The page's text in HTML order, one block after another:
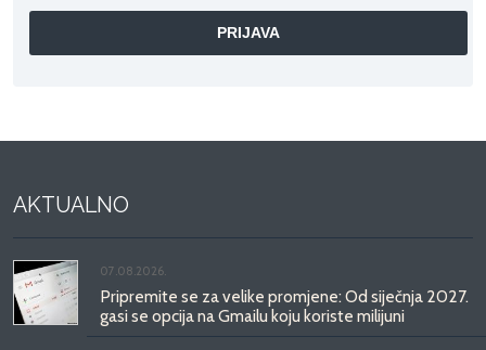
AKTUALNO
07.08.2026.
Pripremite se za velike promjene: Od siječnja 2027.
gasi se opcija na Gmailu koju koriste milijuni